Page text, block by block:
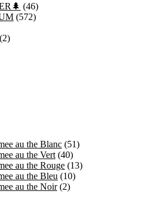
(46)
(572)
(2)
au the Blanc (51)
au the Vert (40)
au the Rouge (13)
au the Bleu (10)
au the Noir (2)